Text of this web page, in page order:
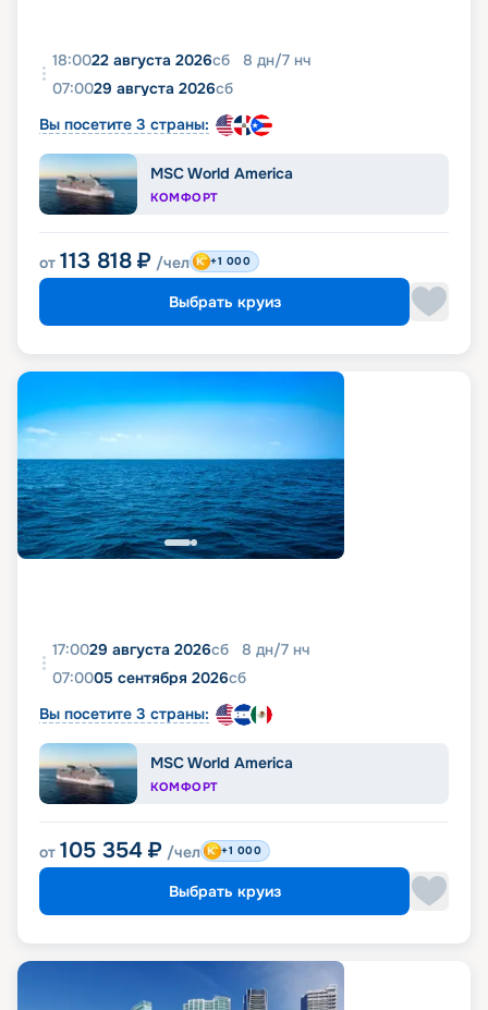
18:0022 августа 2026сб 8 дн/7 нч
07:0029 августа 2026сб
Вы посетите 3 страны:
MSC World America
КОМФОРТ
от 113 818 ₽ /чел +1 000
Выбрать круиз
17:0029 августа 2026сб 8 дн/7 нч
07:0005 сентября 2026сб
Вы посетите 3 страны:
MSC World America
КОМФОРТ
от 105 354 ₽ /чел +1 000
Выбрать круиз